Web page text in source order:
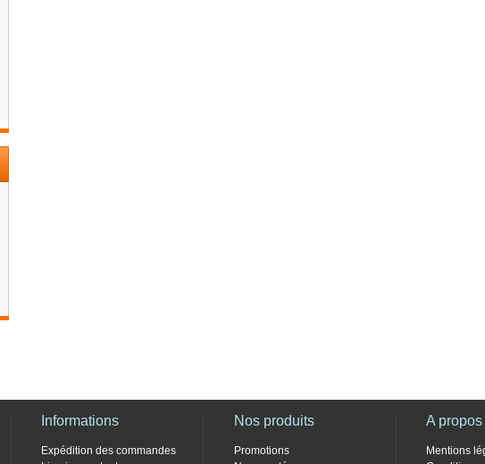
Informations
Expédition des commandes
Nos produits
Promotions
A propos
Mentions